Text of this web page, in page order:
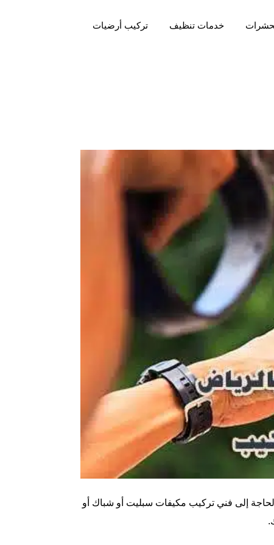
خدمات تنظيف تركيب أرضيات
باحترافية وبخبرة تربو على 10 سنوات. فسواء كانت الحاجة إلى فني تركيب مكيفات سبليت أو شباك أو